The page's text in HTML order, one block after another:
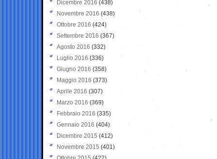
Dicembre 2016 (438)
Novembre 2016 (438)
Ottobre 2016 (424)
Settembre 2016 (367)
Agosto 2016 (332)
Luglio 2016 (336)
Giugno 2016 (358)
Maggio 2016 (373)
Aprile 2016 (307)
Marzo 2016 (369)
Febbraio 2016 (335)
Gennaio 2016 (404)
Dicembre 2015 (412)
Novembre 2015 (401)